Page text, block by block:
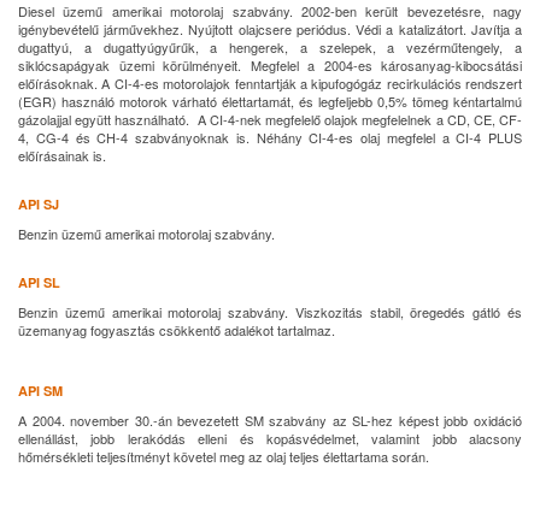
Diesel üzemű amerikai motorolaj szabvány. 2002-ben került bevezetésre, nagy
igénybevételű járművekhez. Nyújtott olajcsere periódus. Védi a katalizátort. Javítja a
dugattyú, a dugattyúgyűrűk, a hengerek, a szelepek, a vezérműtengely, a
siklócsapágyak üzemi körülményeit. Megfelel a 2004-es károsanyag-kibocsátási
előírásoknak. A CI-4-es motorolajok fenntartják a kipufogógáz recirkulációs rendszert
(EGR) használó motorok várható élettartamát, és legfeljebb 0,5% tömeg kéntartalmú
gázolajjal együtt használható. A CI-4-nek megfelelő olajok megfelelnek a CD, CE, CF-
4, CG-4 és CH-4 szabványoknak is. Néhány CI-4-es olaj megfelel a CI-4 PLUS
előírásainak is.
API SJ
Benzin üzemű amerikai motorolaj szabvány.
API SL
Benzin üzemű amerikai motorolaj szabvány. Viszkozitás stabil, öregedés gátló és
üzemanyag fogyasztás csökkentő adalékot tartalmaz.
API SM
A 2004. november 30.-án bevezetett SM szabvány az SL-hez képest jobb oxidáció
ellenállást, jobb lerakódás elleni és kopásvédelmet, valamint jobb alacsony
hőmérsékleti teljesítményt követel meg az olaj teljes élettartama során.